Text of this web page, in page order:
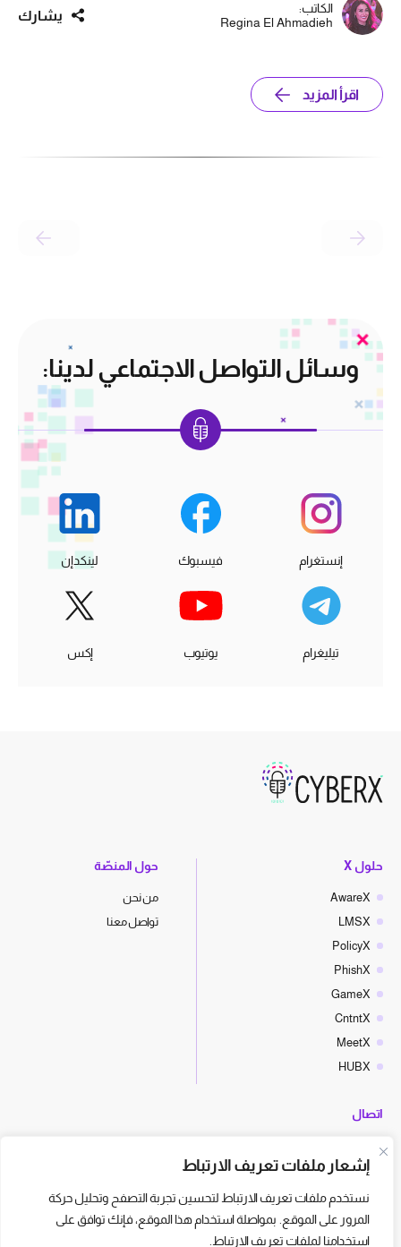
إشعار ملفات تعريف الارتباط
نستخدم ملفات تعريف الارتباط لتحسين تجربة التصفح وتحليل حركة
المرور على الموقع. بمواصلة استخدام هذا الموقع، فإنك توافق على
استخدامنا لملفات تعريف الارتباط.
الكاتب:
Regina El Ahmadieh
يشارك
اقرأ المزيد
وسائل التواصل الاجتماعي لدينا:
إنستغرام فيسبوك لينكدإن
تيليغرام يوتيوب إكس
حلول X
AwareX
LMSX
PolicyX
PhishX
GameX
CntntX
MeetX
HUBX
حول المنصّة
من نحن
تواصل معنا
اتصال
hello@cyberx.world